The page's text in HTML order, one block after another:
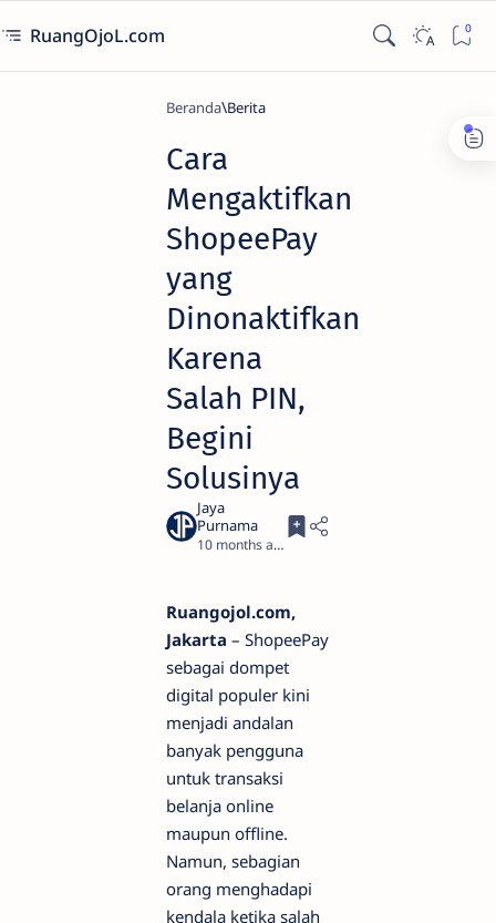
RuangOjoL.com
Beranda Berita
Cara
Mengaktifkan
ShopeePay
yang
Dinonaktifkan
Karena
Salah PIN,
Begini
Solusinya
10 months ago
Ruangojol.com,
Jakarta – ShopeePay
sebagai dompet
digital populer kini
menjadi andalan
banyak pengguna
untuk transaksi
belanja online
maupun offline.
Namun, sebagian
orang menghadapi
kendala ketika salah